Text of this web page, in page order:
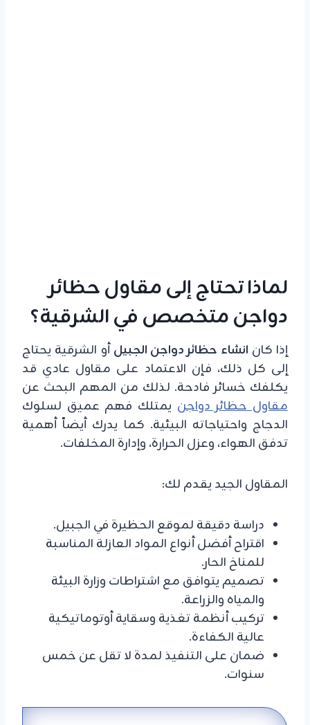
لماذا تحتاج إلى مقاول حظائر
دواجن متخصص في الشرقية؟
إذا كان انشاء حظائر دواجن الجبيلأو الشرقية يحتاج
إلى كل ذلك، فإن الاعتماد على مقاول عادي قد
يكلفك خسائر فادحة. لذلك من المهم البحث عن
مقاول حظائر دواجن يمتلك فهم عميق لسلوك
الدجاج واحتياجاته البيئية. كما يدرك أيضاً أهمية
تدفق الهواء، وعزل الحرارة، وإدارة المخلفات.
المقاول الجيد يقدم لك:
دراسة دقيقة لموقع الحظيرة في الجبيل.
اقتراح أفضل أنواع المواد العازلة المناسبة
للمناخ الحار.
تصميم يتوافق مع اشتراطات وزارة البيئة
والمياه والزراعة.
تركيب أنظمة تغذية وسقاية أوتوماتيكية
عالية الكفاءة.
ضمان على التنفيذ لمدة لا تقل عن خمس
سنوات.